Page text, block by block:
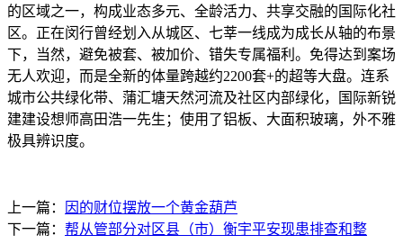
的区域之一，构成业态多元、全龄活力、共享交融的国际化社
区。正在闵行曾经划入从城区、七莘一线成为成长从轴的布景
下，当然，避免被套、被加价、错失专属福利。免得达到案场
无人欢迎，而是全新的体量跨越约2200套+的超等大盘。连系
城市公共绿化带、蒲汇塘天然河流及社区内部绿化，国际新锐
建建设想师高田浩一先生；使用了铝板、大面积玻璃，外不雅
极具辨识度。
上一篇：
因的财位摆放一个黄金葫芦
下一篇： 帮从管部分对区县（市）衡宇平安现患排查和整